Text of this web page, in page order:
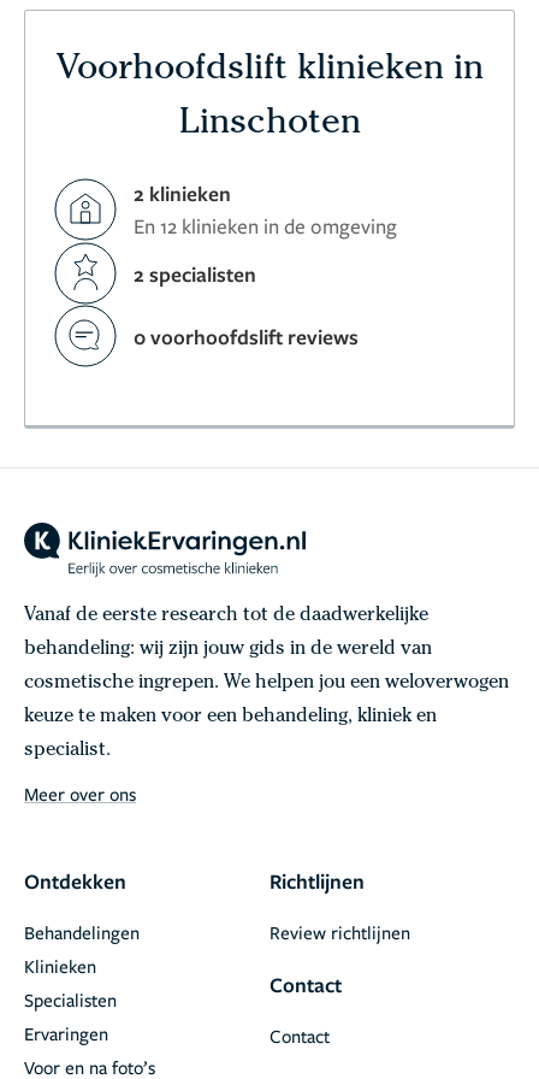
Voorhoofdslift klinieken in
Linschoten
2 klinieken
En 12 klinieken in de omgeving
2 specialisten
0 voorhoofdslift reviews
Vanaf de eerste research tot de daadwerkelijke
behandeling: wij zijn jouw gids in de wereld van
cosmetische ingrepen. We helpen jou een weloverwogen
keuze te maken voor een behandeling, kliniek en
specialist.
Meer over ons
Ontdekken
Behandelingen
Klinieken
Specialisten
Ervaringen
Voor en na foto’s
Richtlijnen
Review richtlijnen
Contact
Contact